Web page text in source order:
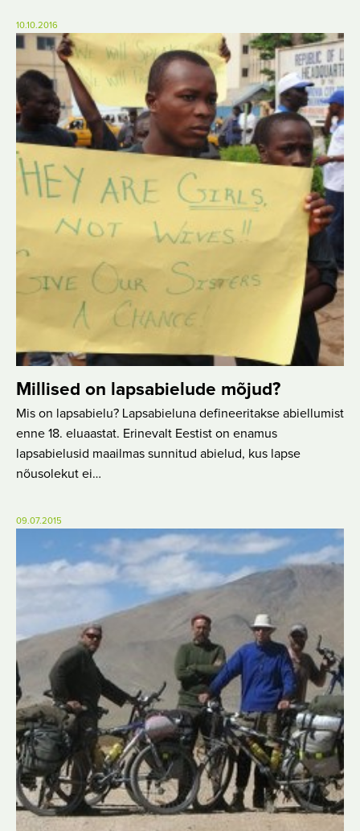
10.10.2016
Millised on lapsabielude mõjud?
Mis on lapsabielu? Lapsabieluna defineeritakse abiellumist
enne 18. eluaastat. Erinevalt Eestist on enamus
lapsabielusid maailmas sunnitud abielud, kus lapse
nõusolekut ei…
09.07.2015